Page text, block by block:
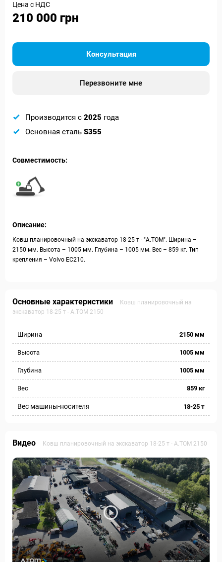
Цена с НДС
210 000 грн
Консультация
Перезвоните мне
Производится с 2025 года
Основная сталь S355
Совместимость:
Описание:
Ковш планировочный на экскаватор 18-25 т - "A.TOM". Ширина –
2150 мм. Высота – 1005 мм. Глубина – 1005 мм. Вес – 859 кг. Тип
крепления – Volvo EC210.
Основные характеристики
Ковш планировочный на
экскаватор 18-25 т - A.TOM 2150
Ширина 2150 мм
Высота 1005 мм
Глубина 1005 мм
Вес 859 кг
Вес машины-носителя 18-25 т
Видео Ковш планировочный на экскаватор 18-25 т - A.TOM 2150